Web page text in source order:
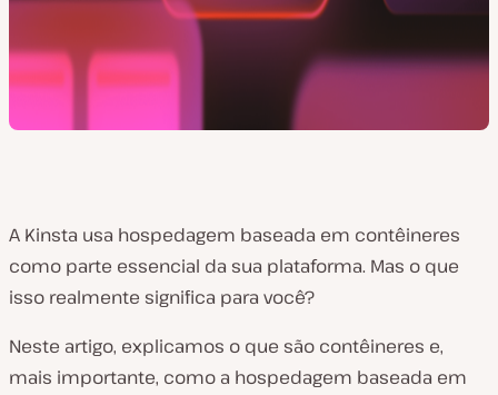
A Kinsta usa hospedagem baseada em contêineres
como parte essencial da sua plataforma. Mas o que
isso realmente significa para você?
Neste artigo, explicamos o que são contêineres e,
mais importante, como a hospedagem baseada em